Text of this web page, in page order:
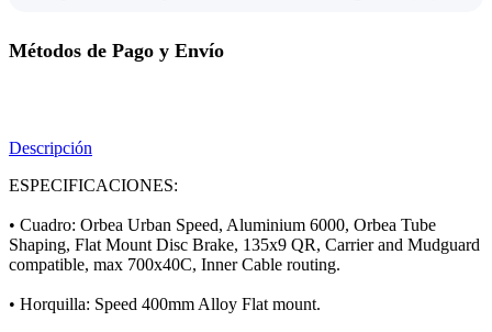
Métodos de Pago y Envío
Descripción
ESPECIFICACIONES:
• Cuadro: Orbea Urban Speed, Aluminium 6000, Orbea Tube
Shaping, Flat Mount Disc Brake, 135x9 QR, Carrier and Mudguard
compatible, max 700x40C, Inner Cable routing.
• Horquilla: Speed 400mm Alloy Flat mount.